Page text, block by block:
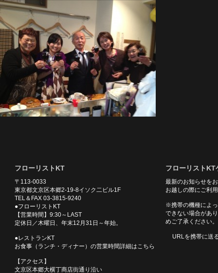
フローリストKT
〒113-0033
東京都文京区本郷2-19-8イソク二ビル1F
TEL＆FAX 03-3815-9240
●フローリストKT
【営業時間】9:30～LAST
定休日／木曜日、年末12月31日～年始。
●レストランKT
お食事（ランチ・ディナー）の営業時間詳細はこちら
【アクセス】
文京区本郷大横丁商店街通り沿い
フローリストKT
最新のお知らせを
お越しの際にご利
※携帯の機種によ
できない場合があ
めご了承ください。
URLを携帯に送